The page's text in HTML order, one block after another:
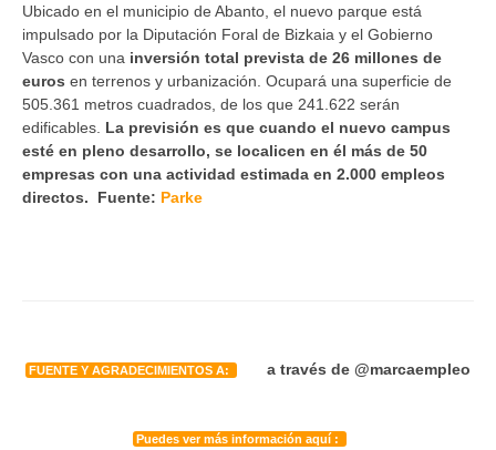
Ubicado en el municipio de Abanto, el nuevo parque está
impulsado por la Diputación Foral de Bizkaia y el Gobierno
Vasco con una inversión total prevista de 26 millones de
euros en terrenos y urbanización. Ocupará una superficie de
505.361 metros cuadrados, de los que 241.622 serán
edificables. La previsión es que cuando el nuevo campus
esté en pleno desarrollo, se localicen en él más de 50
empresas con una actividad estimada en 2.000 empleos
directos. Fuente: Parke
FUENTE Y AGRADECIMIENTOS A: a través de @marcaempleo
Puedes ver más información aquí :